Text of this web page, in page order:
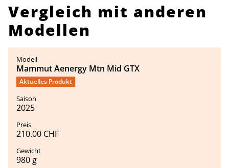
Vergleich mit anderen
Modellen
Mammut Aenergy Mtn Mid GTX
Aktuelles Produkt
2025
210.00 CHF
980 g